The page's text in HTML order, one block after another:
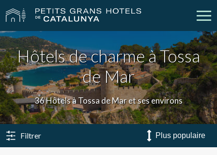
Nos Hôtels Escapades
Mariages Réunions
Chèques Cadeau Découvrez Catalogne
Má réservation
Hôtels de charme à Tossa
de Mar
36 Hôtels à Tossa de Mar et ses environs
Filtrer